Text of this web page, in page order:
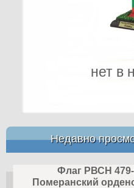
нет в
Недавно
Флаг РВСН
Померанский